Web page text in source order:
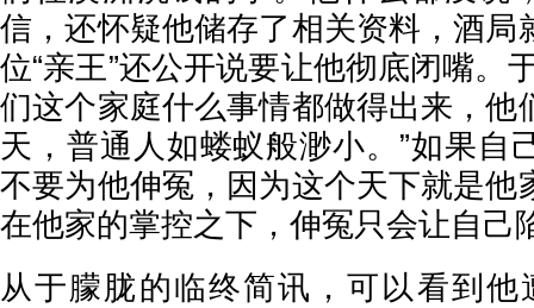
信，还怀疑他储存了相关资料，酒局
位“亲王”还公开说要让他彻底闭嘴。
们这个家庭什么事情都做得出来，他
天，普通人如蝼蚁般渺小。”如果自
不要为他伸冤，因为这个天下就是他
在他家的掌控之下，伸冤只会让自己
从于朦胧的临终简讯，可以看到他